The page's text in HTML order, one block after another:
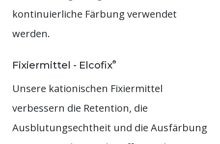
kontinuierliche Färbung verwendet
werden.
Fixiermittel - Elcofix®
Unsere kationischen Fixiermittel
verbessern die Retention, die
Ausblutungsechtheit und die Ausfärbung